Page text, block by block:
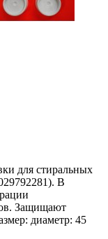
для стиральных
В
Защищают
диаметр: 45